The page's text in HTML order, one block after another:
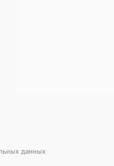
данных